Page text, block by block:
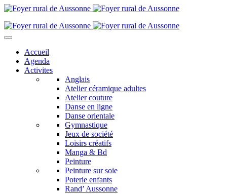
Accueil
Agenda
Activites
Anglais
Atelier céramique adultes
Atelier couture
Danse en ligne
Danse orientale
Gymnastique
Jeux de société
Loisirs créatifs
Manga & Bd
Peinture
Peinture sur soie
Poterie enfants
Rand’ Aussonne